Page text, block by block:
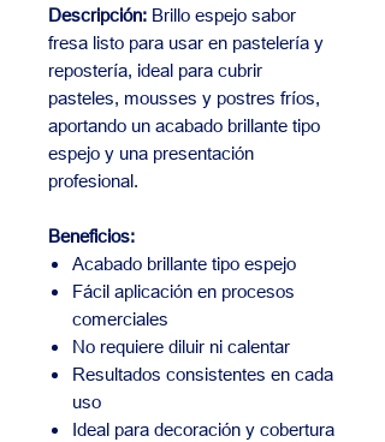
Descripción: Brillo espejo sabor
fresa listo para usar en pastelería y
repostería, ideal para cubrir
pasteles, mousses y postres fríos,
aportando un acabado brillante tipo
espejo y una presentación
profesional.
Beneficios:
Acabado brillante tipo espejo
Fácil aplicación en procesos
comerciales
No requiere diluir ni calentar
Resultados consistentes en cada
uso
Ideal para decoración y cobertura